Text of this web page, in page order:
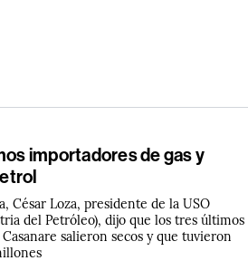
importadores de gas y
César Loza, presidente de la USO
del Petróleo), dijo que los tres últimos
salieron secos y que tuvieron